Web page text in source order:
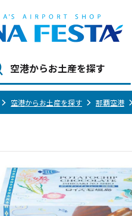
空港からお土産を探す
空港からお土産を探す 那覇空港